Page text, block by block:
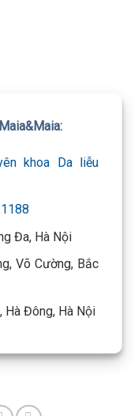
khoa Da liễu
Đa, Hà Nội
Võ Cường, Bắc
Hà Đông, Hà Nội